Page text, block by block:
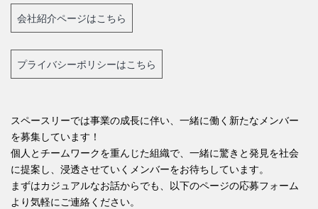
会社紹介ページはこちら
プライバシーポリシーはこちら
スペースリーでは事業の成長に伴い、一緒に働く新たなメンバー
を募集しています！
個人とチームワークを重んじた組織で、一緒に驚きと発見を社会
に提案し、浸透させていくメンバーをお待ちしています。
まずはカジュアルなお話からでも、以下のページの応募フォーム
より気軽にご連絡ください。